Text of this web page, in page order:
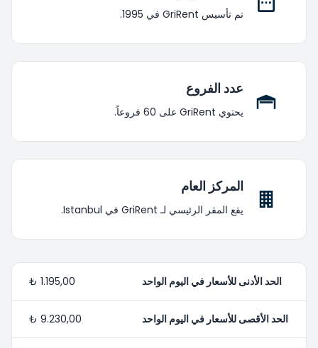
تم تأسيس GriRent في 1995.
عدد الفروع
يحتوي GriRent على 60 فروعاً.
المركز العام
يقع المقر الرئيسي لـ GriRent في Istanbul.
الحد الأدنى للأسعار في اليوم الواحد 1.195,00 ₺
الحد الأقصى للأسعار في اليوم الواحد 9.230,00 ₺